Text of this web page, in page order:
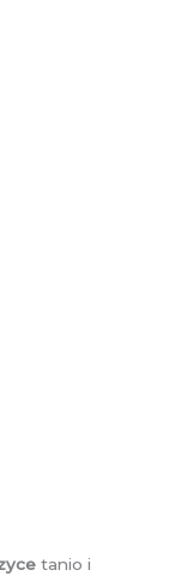
tanio i